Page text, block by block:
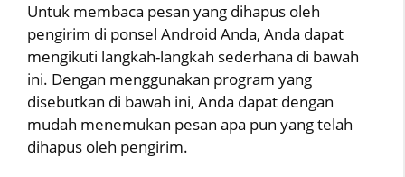
Untuk membaca pesan yang dihapus oleh
pengirim di ponsel Android Anda, Anda dapat
mengikuti langkah-langkah sederhana di bawah
ini. Dengan menggunakan program yang
disebutkan di bawah ini, Anda dapat dengan
mudah menemukan pesan apa pun yang telah
dihapus oleh pengirim.